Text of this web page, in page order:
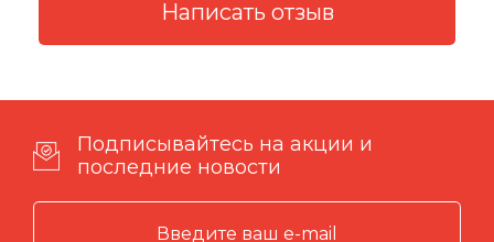
Подписывайтесь на акции и
последние новости